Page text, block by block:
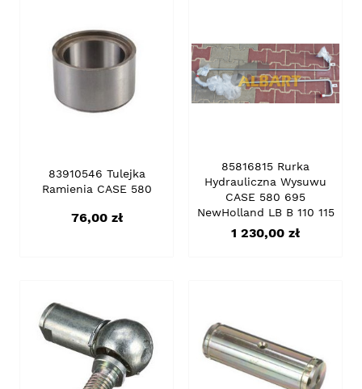
83910546 Tulejka
Ramienia CASE 580
Cena
76,00 zł
85816815 Rurka
Hydrauliczna Wysuwu
CASE 580 695
NewHolland LB B 110 115
Cena
1 230,00 zł